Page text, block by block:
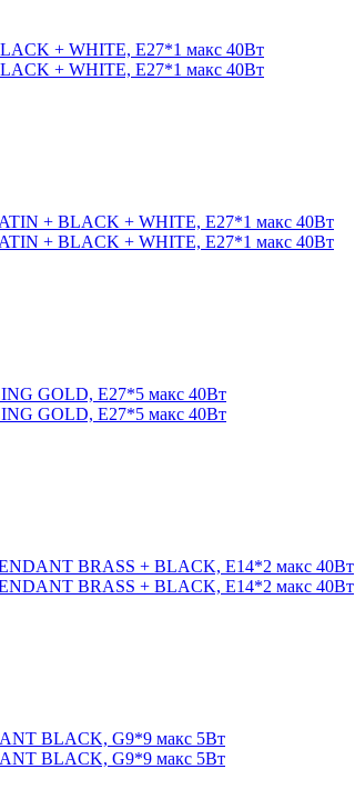
+ WHITE, Е27*1 макс 40Вт
+ WHITE, Е27*1 макс 40Вт
+ BLACK + WHITE, Е27*1 макс 40Вт
+ BLACK + WHITE, Е27*1 макс 40Вт
GOLD, Е27*5 макс 40Вт
GOLD, Е27*5 макс 40Вт
BRASS + BLACK, Е14*2 макс 40Вт
BRASS + BLACK, Е14*2 макс 40Вт
BLACK, G9*9 макс 5Вт
BLACK, G9*9 макс 5Вт